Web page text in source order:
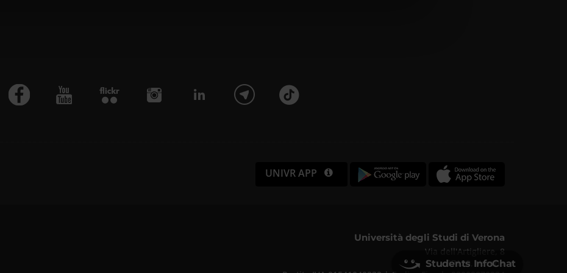
momento dalla Dichiarazione sui cookie.
informazioni sul modo in cui utilizzi il nostro sito con i
raccolto dal tuo utilizzo dei loro servizi.
UNIVR APP
Università degli Studi di Verona
Via dell'Artigliere, 8
37129, Verona
Students InfoChat